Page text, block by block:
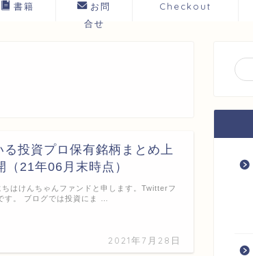
書籍
お問
合せ
Checkout
る投資プロ保有銘柄まとめ上
21年06月末時点）
2021年7月28日
はけんちゃんファンドと申します。Twitterフ
す。 ブログでは投資にま …